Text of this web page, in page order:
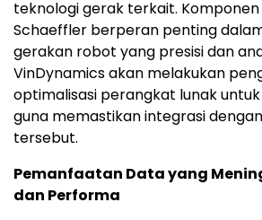
teknologi gerak terkait.
Schaeffler berperan penting
gerakan robot yang presisi dan
VinDynamics akan melakukan
optimalisasi perangkat lunak
guna memastikan integrasi
tersebut.
Pemanfaatan Data yang
dan Performa